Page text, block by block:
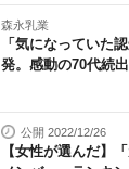
森永乳業
「気になっていた
発。感動の70代続出
公開 2022/12/26
【女性が選んだ】